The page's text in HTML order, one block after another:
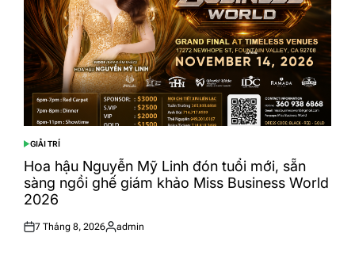
POSTED
IN
GIẢI TRÍ
Hoa hậu Nguyễn Mỹ Linh đón tuổi mới, sẵn
sàng ngồi ghế giám khảo Miss Business World
2026
Posted
7 Tháng 8, 2026
Posted
admin